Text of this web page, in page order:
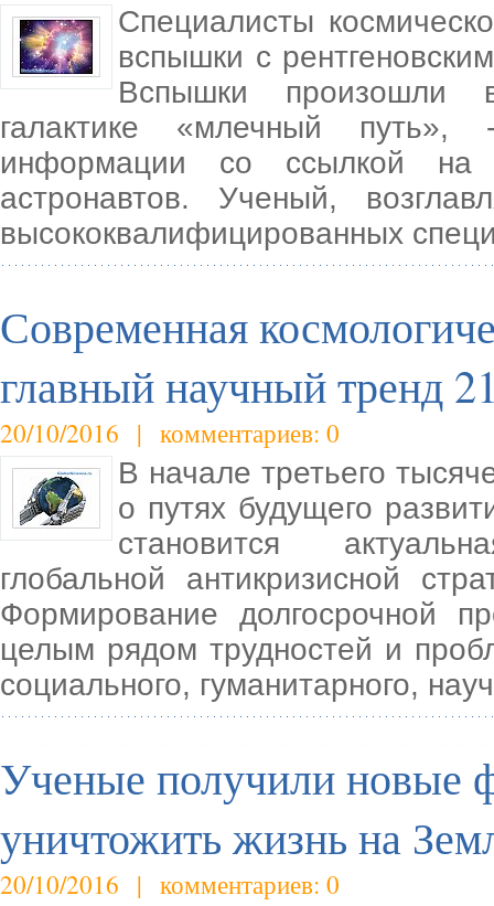
Специалисты
вспышки с
Вспышки произошли
галактике «млечный
информации со ссылкой на
астронавтов. Ученый,
высококвалифицированных
Современная
главный научный тренд
20/10/2016 | комментариев: 0
В начале третьего
о путях будущего
становится
глобальной антикризисной
Формирование долгосрочной
целым рядом трудностей и
социального, гуманитарного,
Ученые получили новые
уничтожить жизнь на
20/10/2016 | комментариев: 0